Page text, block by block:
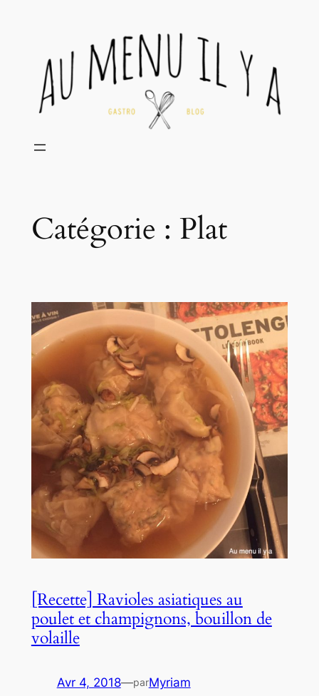
Catégorie : Plat
[Recette] Ravioles asiatiques au
poulet et champignons, bouillon de
volaille
Avr 4, 2018—parMyriam